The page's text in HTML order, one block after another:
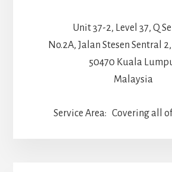
Unit 37-2, Level 37, Q
No.2A, Jalan Stesen Sentral
50470 Kuala
Malaysia
Service Area: Covering all